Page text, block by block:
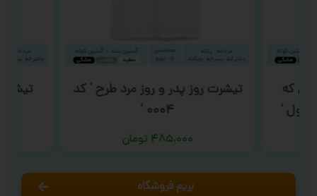
که
‘
تیشرت روز پدر و روز مرد طرح ‘ کد
۰۰۰۴ ‘
۴۸۵,۰۰۰ تومان
بریم فروشگاه